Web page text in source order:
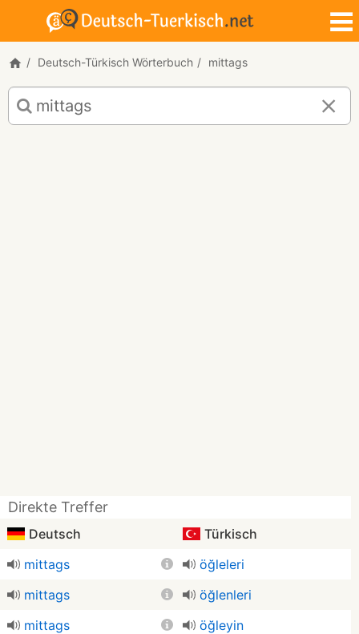
Deutsch-Türkisch Wörterbuch mittags
Deutsch-
Türkisch
Übersetzung
Direkte Treffer
Deutsch
Türkisch
mittags
öğleleri
mittags
öğlenleri
mittags
öğleyin